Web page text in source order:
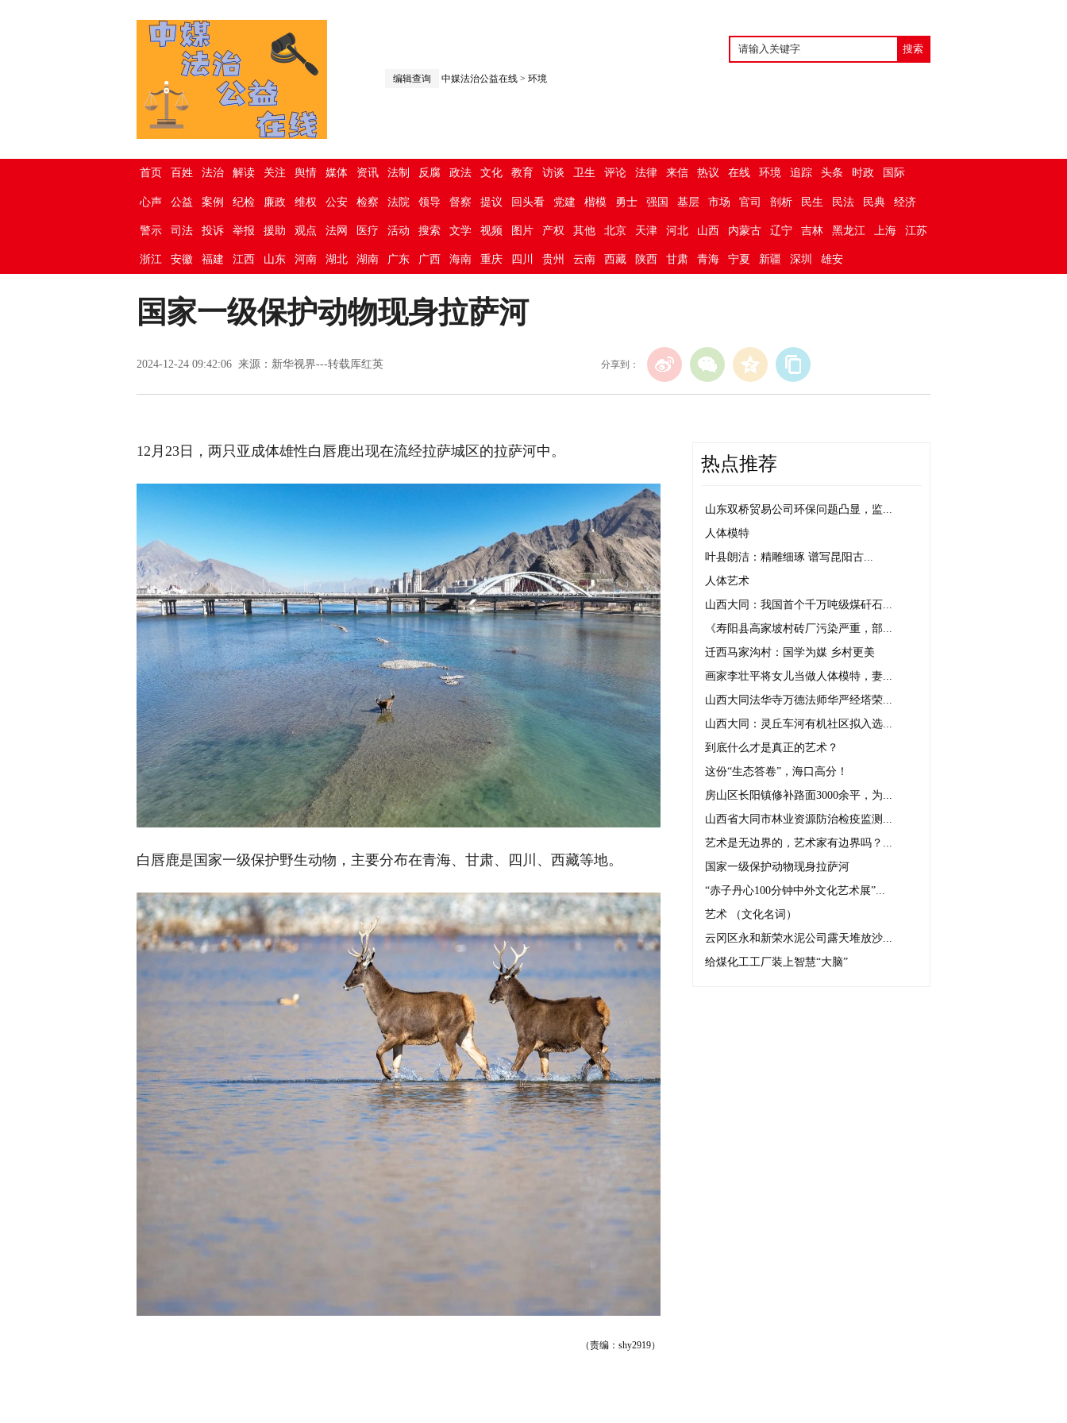
编辑查询 中媒法治公益在线 > 环境
首页 百姓 法治 解读 关注 舆情 媒体 资讯 法制 反腐 政法 文化 教育 访谈 卫生 评论 法律 来信 热议 在线 环境 追踪 头条 时政 国际
心声 公益 案例 纪检 廉政 维权 公安 检察 法院 领导 督察 提议 回头看 党建 楷模 勇士 强国 基层 市场 官司 剖析 民生 民法 民典 经济
警示 司法 投诉 举报 援助 观点 法网 医疗 活动 搜索 文学 视频 图片 产权 其他 北京 天津 河北 山西 内蒙古 辽宁 吉林 黑龙江 上海 江苏
浙江 安徽 福建 江西 山东 河南 湖北 湖南 广东 广西 海南 重庆 四川 贵州 云南 西藏 陕西 甘肃 青海 宁夏 新疆 深圳 雄安
国家一级保护动物现身拉萨河
2024-12-24 09:42:06 来源：新华视界---转载厍红英 分享到：
12月23日，两只亚成体雄性白唇鹿出现在流经拉萨城区的拉萨河中。
白唇鹿是国家一级保护野生动物，主要分布在青海、甘肃、四川、西藏等地。
（责编：shy2919）
热点推荐
山东双桥贸易公司环保问题凸显，监...
人体模特
叶县朗洁：精雕细琢 谱写昆阳古...
人体艺术
山西大同：我国首个千万吨级煤矸石...
《寿阳县高家坡村砖厂污染严重，部...
迁西马家沟村：国学为媒 乡村更美
画家李壮平将女儿当做人体模特，妻...
山西大同法华寺万德法师华严经塔荣...
山西大同：灵丘车河有机社区拟入选...
到底什么才是真正的艺术？
这份“生态答卷”，海口高分！
房山区长阳镇修补路面3000余平，为...
山西省大同市林业资源防治检疫监测...
艺术是无边界的，艺术家有边界吗？...
国家一级保护动物现身拉萨河
“赤子丹心100分钟中外文化艺术展”...
艺术 （文化名词）
云冈区永和新荣水泥公司露天堆放沙...
给煤化工工厂装上智慧“大脑”